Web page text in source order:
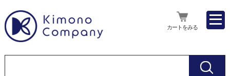
カートをみる